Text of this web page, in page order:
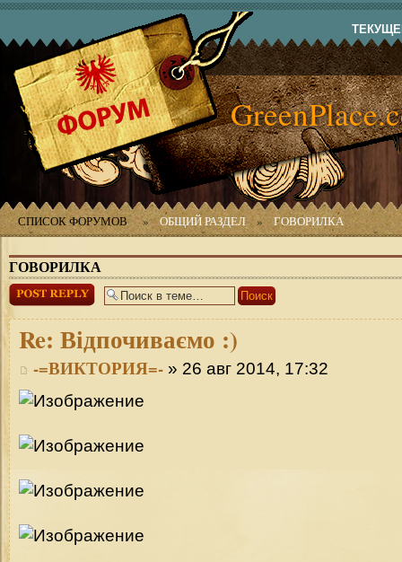
СПИСОК ФОРУМОВ » ОБЩИЙ РАЗДЕЛ » ГОВОРИЛКА
ГОВОРИЛКА
Ответить
Re: Відпочиваємо :)
-=ВИКТОРИЯ=- » 26 авг 2014, 17:32